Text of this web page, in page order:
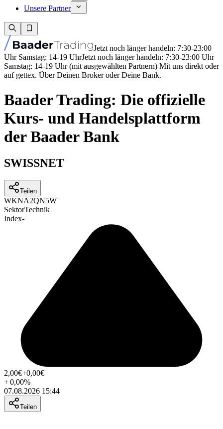
Unsere Partner
Jetzt noch länger handeln: 7:30-23:00
Uhr Samstag: 14-19 UhrJetzt noch länger handeln: 7:30-23:00 Uhr
Samstag: 14-19 Uhr (mit ausgewählten Partnern) Mit uns direkt oder
auf gettex. Über Deinen Broker oder Deine Bank.
Baader Trading: Die offizielle
Kurs- und Handelsplattform
der Baader Bank
SWISSNET
Teilen
WKNA2QN5W
SektorTechnik
Index-
2,00€+0,00€
+0,00%
07.08.2026 15:44
Teilen